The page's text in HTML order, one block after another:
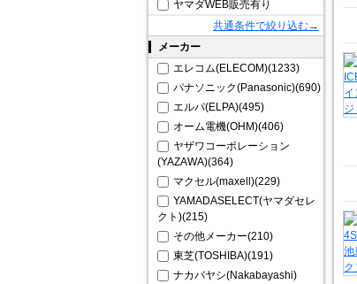
ヤマダWEB販売有り
共通条件で絞り込む→
メーカー
エレコム(ELECOM)(1233)
パナソニック(Panasonic)(690)
エルパ(ELPA)(495)
オーム電機(OHM)(406)
ヤザワコーポレーション
(YAZAWA)(364)
マクセル(maxell)(229)
YAMADASELECT(ヤマダセレ
クト)(215)
その他メーカー(210)
東芝(TOSHIBA)(191)
ナカバヤシ(Nakabayashi)